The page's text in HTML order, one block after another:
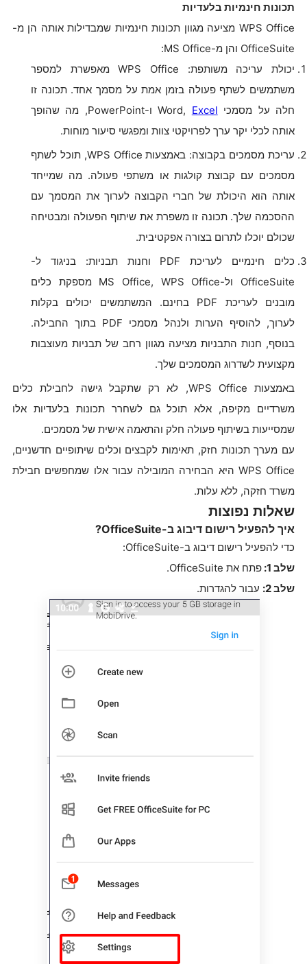
תכונות חינמיות בלעדיות
WPS Office מציעה מגוון תכונות חינמיות שמבדילות אותה הן מ-
OfficeSuite והן מ-MS Office:
יכולת עריכה משותפת: WPS Office מאפשרת למספר
משתמשים לשתף פעולה בזמן אמת על מסמך אחד. תכונה זו
חלה על מסמכי Word, Excel
ו-PowerPoint, מה שהופך
אותה לכלי יקר ערך לפרויקטי צוות ומפגשי סיעור מוחות.
עריכת מסמכים בקבוצה: באמצעות WPS Office, תוכל לשתף
מסמכים עם קבוצת קולגות או משתפי פעולה. מה שמייחד
אותה הוא היכולת של חברי הקבוצה לערוך את המסמך עם
ההסכמה שלך. תכונה זו משפרת את שיתוף הפעולה ומבטיחה
שכולם יוכלו לתרום בצורה אפקטיבית.
כלים חינמיים לעריכת PDF וחנות תבניות: בניגוד ל-
OfficeSuite ול-MS Office, WPS Office מספקת כלים
מובנים לעריכת PDF בחינם. המשתמשים יכולים בקלות
לערוך, להוסיף הערות ולנהל מסמכי PDF בתוך החבילה.
בנוסף, חנות התבניות מציעה מגוון רחב של תבניות מעוצבות
מקצועית לשדרוג המסמכים שלך.
באמצעות WPS Office, לא רק שתקבל גישה לחבילת כלים
משרדיים מקיפה, אלא תוכל גם לשחרר תכונות בלעדיות אלו
שמסייעות בשיתוף פעולה חלק והתאמה אישית של מסמכים.
עם מערך תכונות חזק, תאימות לקבצים וכלים שיתופיים חדשניים,
WPS Office היא הבחירה המובילה עבור אלו שמחפשים חבילת
משרד חזקה, ללא עלות.
שאלות נפוצות
איך להפעיל רישום דיבוג ב-OfficeSuite?
כדי להפעיל רישום דיבוג ב-OfficeSuite:
שלב 1:
פתח את OfficeSuite.
שלב 2:
עבור להגדרות.